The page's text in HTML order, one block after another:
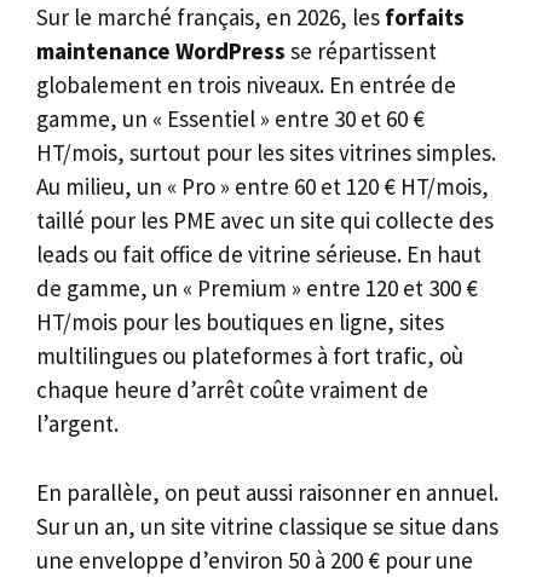
Sur le marché français, en 2026, les forfaits
maintenance WordPress se répartissent
globalement en trois niveaux. En entrée de
gamme, un « Essentiel » entre 30 et 60 €
HT/mois, surtout pour les sites vitrines simples.
Au milieu, un « Pro » entre 60 et 120 € HT/mois,
taillé pour les PME avec un site qui collecte des
leads ou fait office de vitrine sérieuse. En haut
de gamme, un « Premium » entre 120 et 300 €
HT/mois pour les boutiques en ligne, sites
multilingues ou plateformes à fort trafic, où
chaque heure d’arrêt coûte vraiment de
l’argent.
En parallèle, on peut aussi raisonner en annuel.
Sur un an, un site vitrine classique se situe dans
une enveloppe d’environ 50 à 200 € pour une